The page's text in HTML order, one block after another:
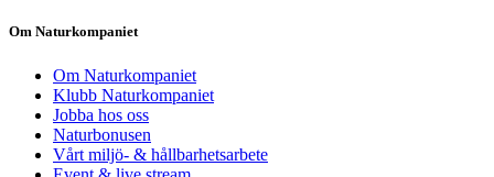
Om Naturkompaniet
Om Naturkompaniet
Klubb Naturkompaniet
Jobba hos oss
Naturbonusen
Vårt miljö- & hållbarhetsarbete